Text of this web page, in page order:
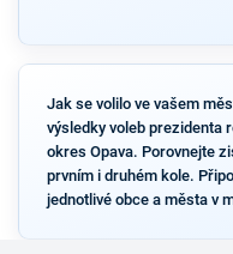
Jak se volilo ve vašem
výsledky voleb prezidenta
okres Opava. Porovnejte
prvním i druhém kole.
jednotlivé obce a města v